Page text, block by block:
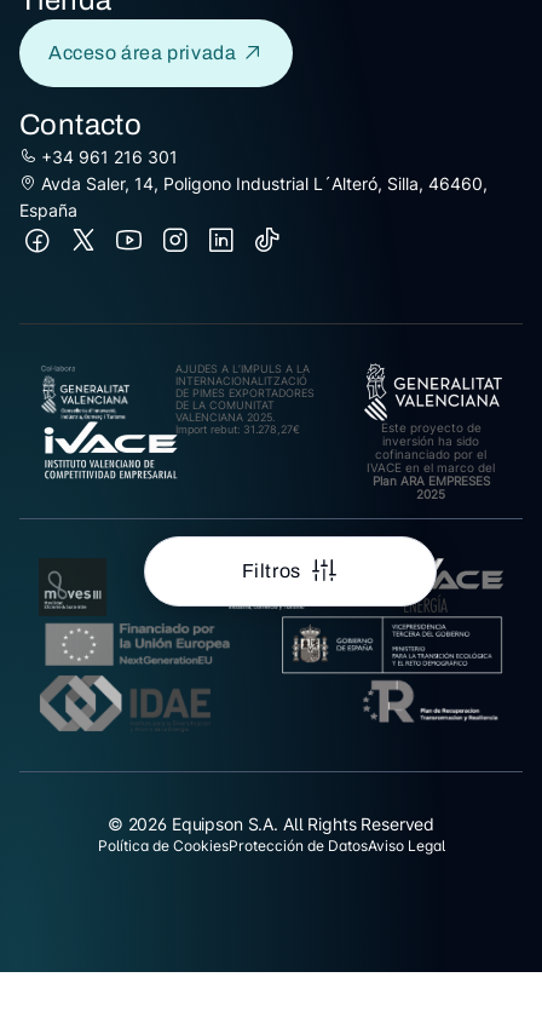
Filtros
Acceso área privada
Contacto
+34 961 216 301
Avda Saler, 14, Poligono Industrial L´Alteró, Silla, 46460,
España
AJUDES A L’IMPULS A LA
INTERNACIONALITZACIÓ
DE PIMES EXPORTADORES
DE LA COMUNITAT
VALENCIANA 2025.
Import rebut: 31.278,27€
Este proyecto de
inversión ha sido
cofinanciado por el
IVACE en el marco del
Plan ARA EMPRESES
2025
© 2026 Equipson S.A. All Rights Reserved
Política de CookiesProtección de DatosAviso Legal